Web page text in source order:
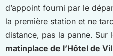
d’appoint fourni par le
la première station et ne
distance, pas la panne. Sur
matinplace de l’Hôtel de